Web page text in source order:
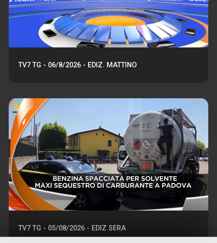
TV7 TG - 06/8/2026 - EDIZ. MATTINO
TV7 TG - 05/08/2026 - EDIZ SERA